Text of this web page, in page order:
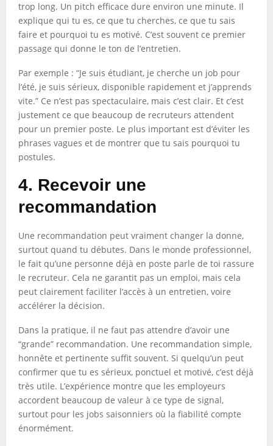
trop long. Un pitch efficace dure environ une minute. Il
explique qui tu es, ce que tu cherches, ce que tu sais
faire et pourquoi tu es motivé. C’est souvent ce premier
passage qui donne le ton de l’entretien.
Par exemple : “Je suis étudiant, je cherche un job pour
l’été, je suis sérieux, disponible rapidement et j’apprends
vite.” Ce n’est pas spectaculaire, mais c’est clair. Et c’est
justement ce que beaucoup de recruteurs attendent
pour un premier poste. Le plus important est d’éviter les
phrases vagues et de montrer que tu sais pourquoi tu
postules.
4. Recevoir une
recommandation
Une recommandation peut vraiment changer la donne,
surtout quand tu débutes. Dans le monde professionnel,
le fait qu’une personne déjà en poste parle de toi rassure
le recruteur. Cela ne garantit pas un emploi, mais cela
peut clairement faciliter l’accès à un entretien, voire
accélérer la décision.
Dans la pratique, il ne faut pas attendre d’avoir une
“grande” recommandation. Une recommandation simple,
honnête et pertinente suffit souvent. Si quelqu’un peut
confirmer que tu es sérieux, ponctuel et motivé, c’est déjà
très utile. L’expérience montre que les employeurs
accordent beaucoup de valeur à ce type de signal,
surtout pour les jobs saisonniers où la fiabilité compte
énormément.